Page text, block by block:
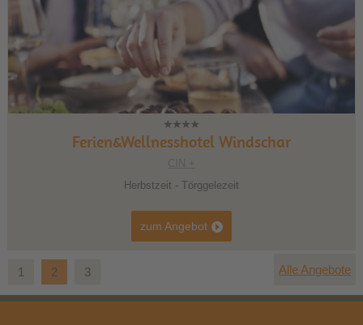
Ferien&Wellnesshotel Windschar
Herbstzeit - Törggelezeit
zum Angebot
1 2 3 Alle Angebote